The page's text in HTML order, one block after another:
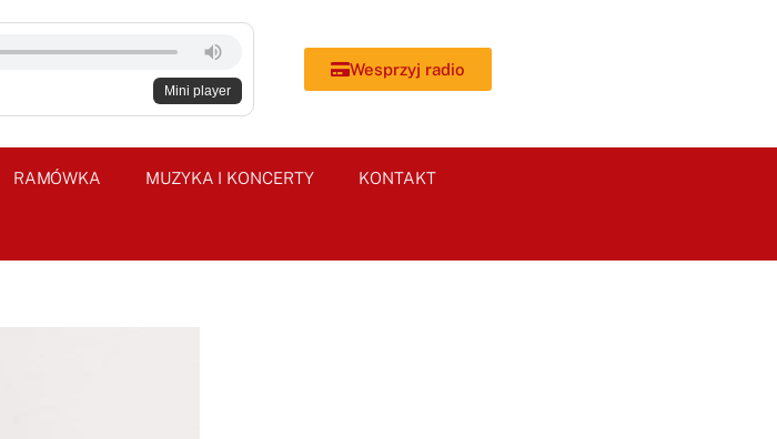
Mini player
Wesprzyj radio
RAMÓWKA MUZYKA I KONCERTY KONTAKT